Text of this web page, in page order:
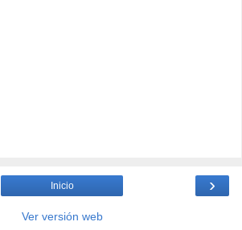
›
Inicio
Ver versión web